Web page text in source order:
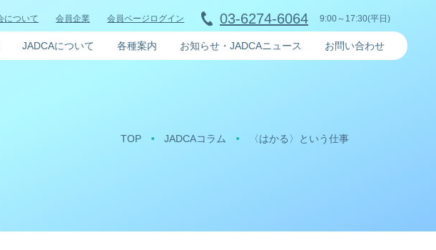
について 会員企業 会員ページログイン 03-6274-6064 9:00～17:30(平日)
JADCAについて 各種案内 お知らせ・JADCAニュース お問い合わせ
TOP JADCAコラム 〈はかる〉という仕事